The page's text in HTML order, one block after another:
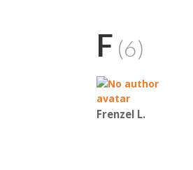
F (6)
Frenzel L.